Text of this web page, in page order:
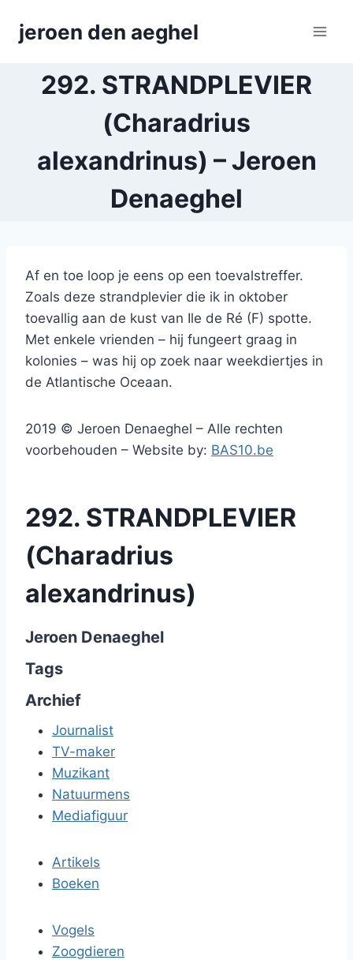
jeroen den aeghel
292. STRANDPLEVIER
(Charadrius
alexandrinus) – Jeroen
Denaeghel
Af en toe loop je eens op een toevalstreffer.
Zoals deze strandplevier die ik in oktober
toevallig aan de kust van Ile de Ré (F) spotte.
Met enkele vrienden – hij fungeert graag in
kolonies – was hij op zoek naar weekdiertjes in
de Atlantische Oceaan.
2019 © Jeroen Denaeghel – Alle rechten
voorbehouden – Website by: BAS10.be
292. STRANDPLEVIER
(Charadrius
alexandrinus)
Jeroen Denaeghel
Tags
Archief
Journalist
TV-maker
Muzikant
Natuurmens
Mediafiguur
Artikels
Boeken
Vogels
Zoogdieren